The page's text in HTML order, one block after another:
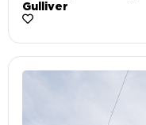
Gulliver